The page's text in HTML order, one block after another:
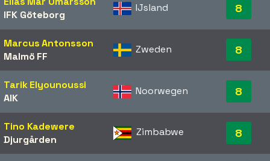
IFK Göteborg
IJsland 8
Marcus Antonsson
Malmö FF
Zweden 8
Tarik Elyounoussi
AIK
Noorwegen 8
Tino Kadewere
Djurgården
Zimbabwe 8